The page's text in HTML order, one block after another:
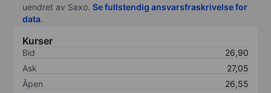
uendret av Saxo. Se fullstendig ansvarsfraskrivelse for
data.
Kurser
Bid
26,90
Ask
27,05
Åpen
26,55